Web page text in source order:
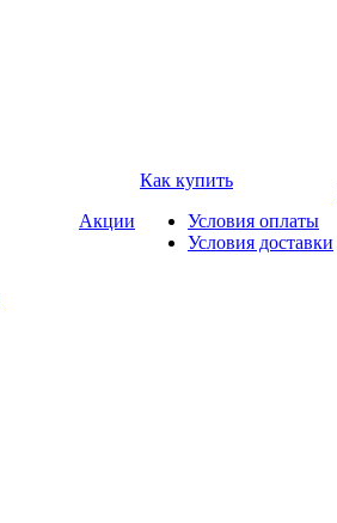
Акции
Как купить
Условия оплаты
Условия доставки